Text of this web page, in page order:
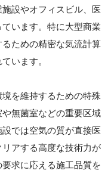
設やオフィスビル、医
います。特に大型商業
ための精密な気流計算
います。
を維持するための特殊
無菌室などの重要区域
では空気の質が直接医
アする高度な技術力が
求に応える施工品質を